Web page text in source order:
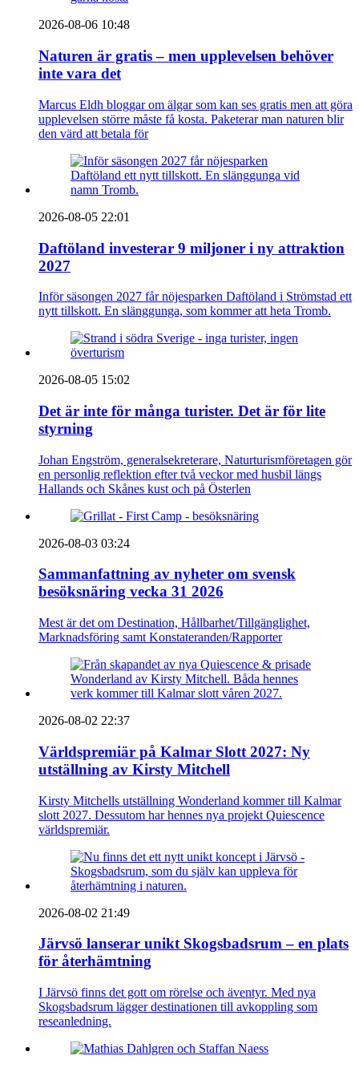
2026-08-06 10:48
Naturen är gratis – men upplevelsen behöver
inte vara det
Marcus Eldh bloggar om älgar som kan ses gratis men att göra
upplevelsen större måste få kosta. Paketerar man naturen blir
den värd att betala för
2026-08-05 22:01
Daftöland investerar 9 miljoner i ny attraktion
2027
Inför säsongen 2027 får nöjesparken Daftöland i Strömstad ett
nytt tillskott. En slänggunga, som kommer att heta Tromb.
2026-08-05 15:02
Det är inte för många turister. Det är för lite
styrning
Johan Engström, generalsekreterare, Naturturismföretagen gör
en personlig reflektion efter två veckor med husbil längs
Hallands och Skånes kust och på Österlen
2026-08-03 03:24
Sammanfattning av nyheter om svensk
besöksnäring vecka 31 2026
Mest är det om Destination, Hållbarhet/Tillgänglighet,
Marknadsföring samt Konstateranden/Rapporter
2026-08-02 22:37
Världspremiär på Kalmar Slott 2027: Ny
utställning av Kirsty Mitchell
Kirsty Mitchells utställning Wonderland kommer till Kalmar
slott 2027. Dessutom har hennes nya projekt Quiescence
världspremiär.
2026-08-02 21:49
Järvsö lanserar unikt Skogsbadsrum – en plats
för återhämtning
I Järvsö finns det gott om rörelse och äventyr. Med nya
Skogsbadsrum lägger destinationen till avkoppling som
reseanledning.